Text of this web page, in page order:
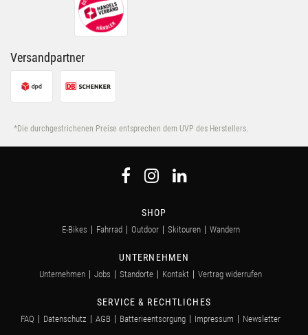
Versandpartner
*Die durchgestrichenen Preise entsprechen dem UVP des Herstellers.
SHOP
E-Bikes Fahrrad Outdoor Skitouren Wandern
UNTERNEHMEN
Unternehmen Jobs Standorte Kontakt Vertrag widerrufen
SERVICE & RECHTLICHES
FAQ Datenschutz AGB Batterieentsorgung Impressum Newsletter